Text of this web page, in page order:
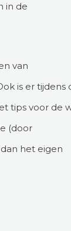
in de
van
is er tijdens
tips voor de
(door
het eigen